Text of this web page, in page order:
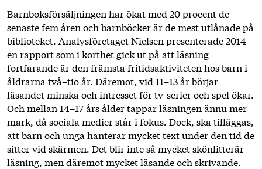
Barnboksförsäljningen har ökat med 20 procent de
senaste fem åren och barnböcker är de mest utlånade på
biblioteket. Analysföretaget Nielsen presenterade 2014
en rapport som i korthet gick ut på att läsning
fortfarande är den främsta fritidsaktiviteten hos barn i
åldrarna två–tio år. Däremot, vid 11–13 år börjar
läsandet minska och intresset för tv-serier och spel ökar.
Och mellan 14–17 års ålder tappar läsningen ännu mer
mark, då sociala medier står i fokus. Dock, ska tilläggas,
att barn och unga hanterar mycket text under den tid de
sitter vid skärmen. Det blir inte så mycket skönlitterär
läsning, men däremot mycket läsande och skrivande.